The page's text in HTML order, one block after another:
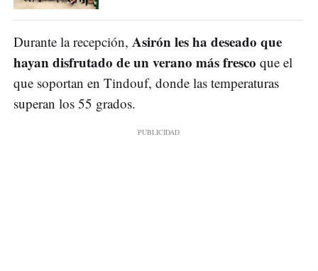
Durante la recepción, Asirón les ha deseado que
hayan disfrutado de un verano más fresco que el
que soportan en Tindouf, donde las temperaturas
superan los 55 grados.